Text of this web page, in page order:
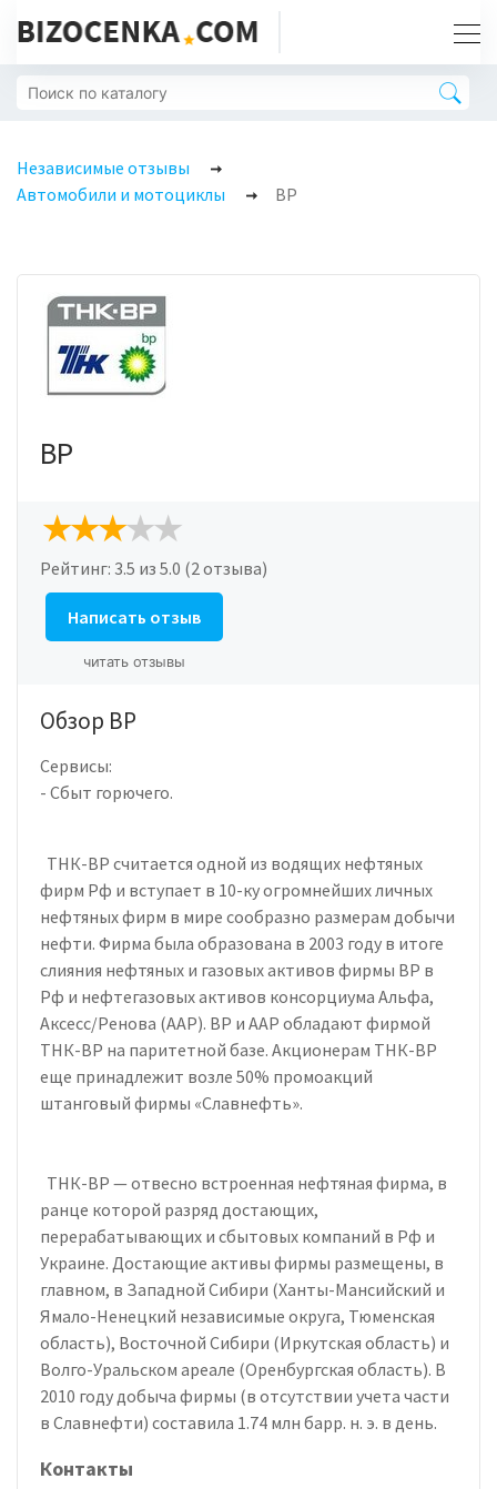
Независимые отзывы
Автомобили и мотоциклы
BP
BP
Рейтинг: 3.5 из 5.0 (2 отзыва)
Написать отзыв
читать отзывы
Обзор BP
Сервисы:
- Сбыт горючего.
ТНК-ВР считается одной из водящих нефтяных
фирм Рф и вступает в 10-ку огромнейших личных
нефтяных фирм в мире сообразно размерам добычи
нефти. Фирма была образована в 2003 году в итоге
слияния нефтяных и газовых активов фирмы BP в
Рф и нефтегазовых активов консорциума Альфа,
Аксесс/Ренова (ААР). ВР и ААР обладают фирмой
ТНК-ВР на паритетной базе. Акционерам ТНК-ВР
еще принадлежит возле 50% промоакций
штанговый фирмы «Славнефть».
ТНК-ВР — отвесно встроенная нефтяная фирма, в
ранце которой разряд достающих,
перерабатывающих и сбытовых компаний в Рф и
Украине. Достающие активы фирмы размещены, в
главном, в Западной Сибири (Ханты-Мансийский и
Ямало-Ненецкий независимые округа, Тюменская
область), Восточной Сибири (Иркутская область) и
Волго-Уральском ареале (Оренбургская область). В
2010 году добыча фирмы (в отсутствии учета части
в Славнефти) составила 1.74 млн барр. н. э. в день.
Контакты